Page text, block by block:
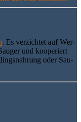
. Es ver­zich­tet auf Wer­
und koope­riert
oder Sau­